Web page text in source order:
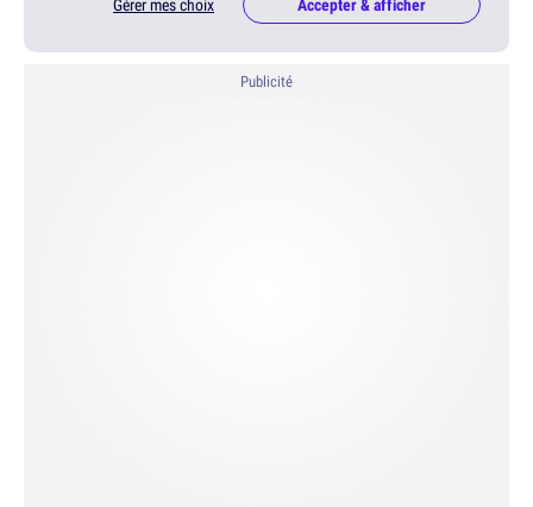
Gérer mes choix Accepter & afficher
Publicité